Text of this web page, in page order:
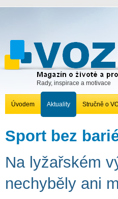
Rady, inspirace a motivace
Úvodem Aktuality Stručně o
Sport bez
Na lyžařském
nechyběly ani